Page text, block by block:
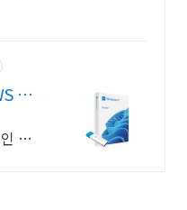
내
가